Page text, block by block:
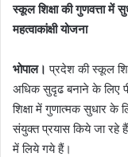
स्कूल शिक्षा की गुणवत्ता में
महत्वाकांक्षी योजना
भोपाल। प्रदेश की स्कूल
अधिक सुदृढ बनाने के लिए
शिक्षा में गुणात्मक सुधार के
संयुक्त प्रयास किये जा रहे
में लिये गये हैं।